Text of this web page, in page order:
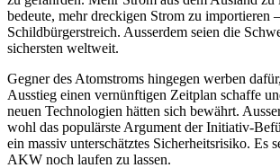
bedeute, mehr dreckigen Strom zu importieren
Schildbürgerstreich. Ausserdem seien die
sichersten weltweit.
Gegner des Atomstroms hingegen werben
Ausstieg einen vernünftigen Zeitplan schaffe
neuen Technologien hätten sich bewährt.
wohl das populärste Argument der Initiativ-
ein massiv unterschätztes Sicherheitsrisiko. Es
AKW noch laufen zu lassen.